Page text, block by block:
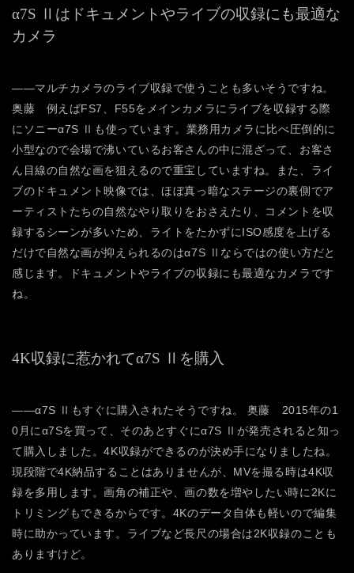
α7S Ⅱはドキュメントやライブの収録にも最適な
カメラ
――マルチカメラのライブ収録で使うことも多いそうですね。
奥藤 例えばFS7、F55をメインカメラにライブを収録する際
にソニーα7S Ⅱも使っています。業務用カメラに比べ圧倒的に
小型なので会場で沸いているお客さんの中に混ざって、お客さ
ん目線の自然な画を狙えるので重宝していますね。また、ライ
ブのドキュメント映像では、ほぼ真っ暗なステージの裏側でア
ーティストたちの自然なやり取りをおさえたり、コメントを収
録するシーンが多いため、ライトをたかずにISO感度を上げる
だけで自然な画が抑えられるのはα7S Ⅱならではの使い方だと
感じます。ドキュメントやライブの収録にも最適なカメラです
ね。
4K収録に惹かれてα7S Ⅱを購入
――α7S Ⅱもすぐに購入されたそうですね。
奥藤 2015年の1
0月にα7Sを買って、そのあとすぐにα7S Ⅱが発売されると知っ
て購入しました。4K収録ができるのが決め手になりましたね。
現段階で4K納品することはありませんが、MVを撮る時は4K収
録を多用します。画角の補正や、画の数を増やしたい時に2Kに
トリミングもできるからです。4Kのデータ自体も軽いので編集
時に助かっています。ライブなど長尺の場合は2K収録のことも
ありますけど。